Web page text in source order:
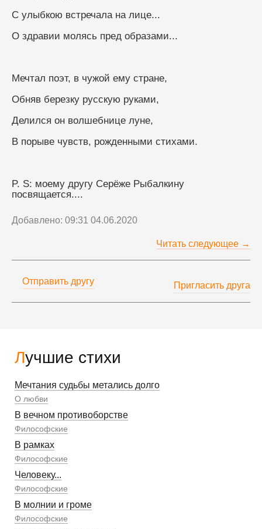
Лучшие стихи
Мечтания судьбы метались долго
О любви
В вечном противоборстве
Философские
В рамках
Философские
Человеку...
Философские
В молнии и громе
Философские
С улыбкою встречала на лице...
О здравии молясь пред образами...
Мечтал поэт, в чужой ему стране,
Обняв березку русскую руками,
Делился он волшебнице луне,
В порыве чувств, рожденными стихами.
P. S: моему другу Серёже Рыбалкину
посвящается....
Добавлено: 09:31 04.06.2020
Читать следующее →
Отправить другу Пригласить друга